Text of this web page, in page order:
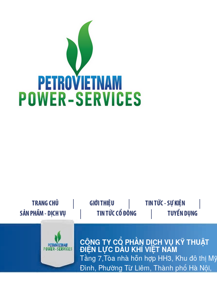
TRANG CHỦ GIỚI THIỆU
TIN TỨC - SỰ KIỆN
SẢN PHẦM - DỊCH VỤ
TIN TỨC CỔ ĐÔNG TUYỂN DỤNG
CÔNG TY CỔ PHẦN DỊCH VỤ KỸ THUẬT
ĐIỆN LỰC DẦU KHÍ VIỆT NAM
Tầng 7,Tòa nhà hỗn hợp HH3, Khu đô thị Mỹ
Đình, Phường Từ Liêm, Thành phố Hà Nội,